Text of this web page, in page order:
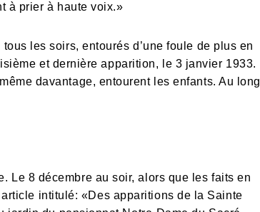
à prier à haute voix.»
les soirs, entourés d’une foule de plus en
et dernière apparition, le 3 janvier 1933.
davantage, entourent les enfants. Au long
Le 8 décembre au soir, alors que les faits en
intitulé: «Des apparitions de la Sainte